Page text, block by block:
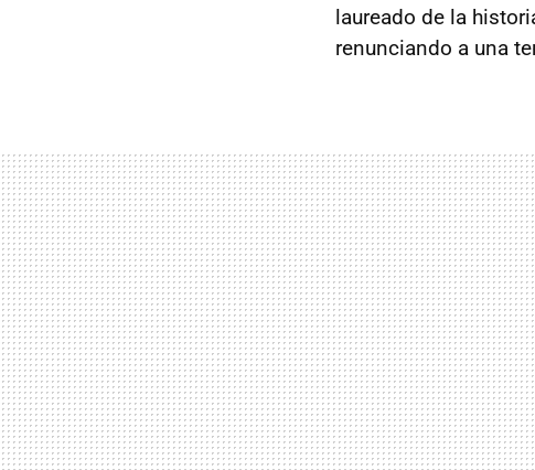
laureado de la
renunciando a una